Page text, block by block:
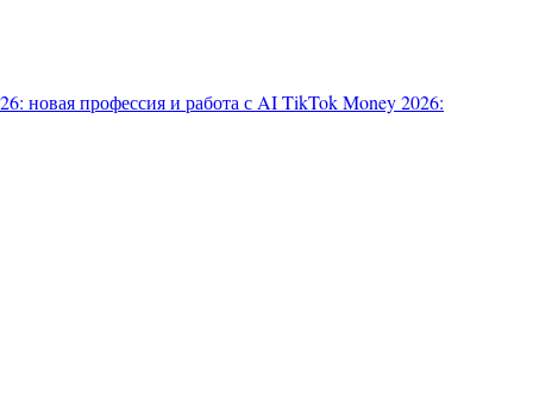
новая профессия и работа с AITikTok Money 2026: